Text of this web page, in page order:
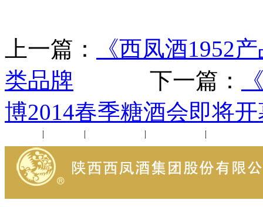
上一篇：
《西凤酒1952
类品牌 下一篇：
博2014春季糖酒会即将
| | | |